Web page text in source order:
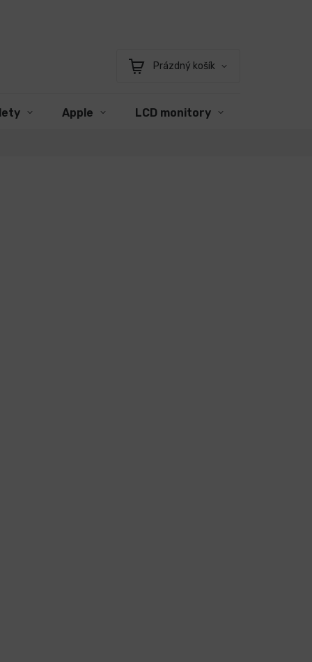
Nákupní
Prázdný košík
Apple LCD monitory